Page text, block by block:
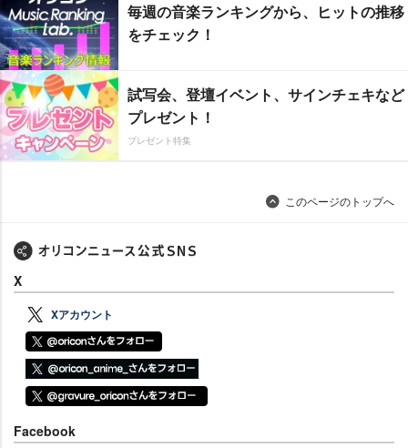
毎週の音楽ランキングから、ヒットの推移
をチェック！
試写会、登壇イベント、サインチェキなど
プレゼント！
プレゼント特集
このページのトップへ
X
Xアカウント
Facebook